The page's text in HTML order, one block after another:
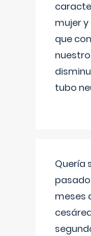
mujer
que
tubo
Quería
meses